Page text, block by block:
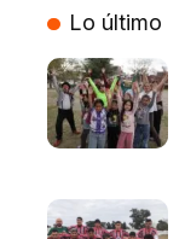
Lo último